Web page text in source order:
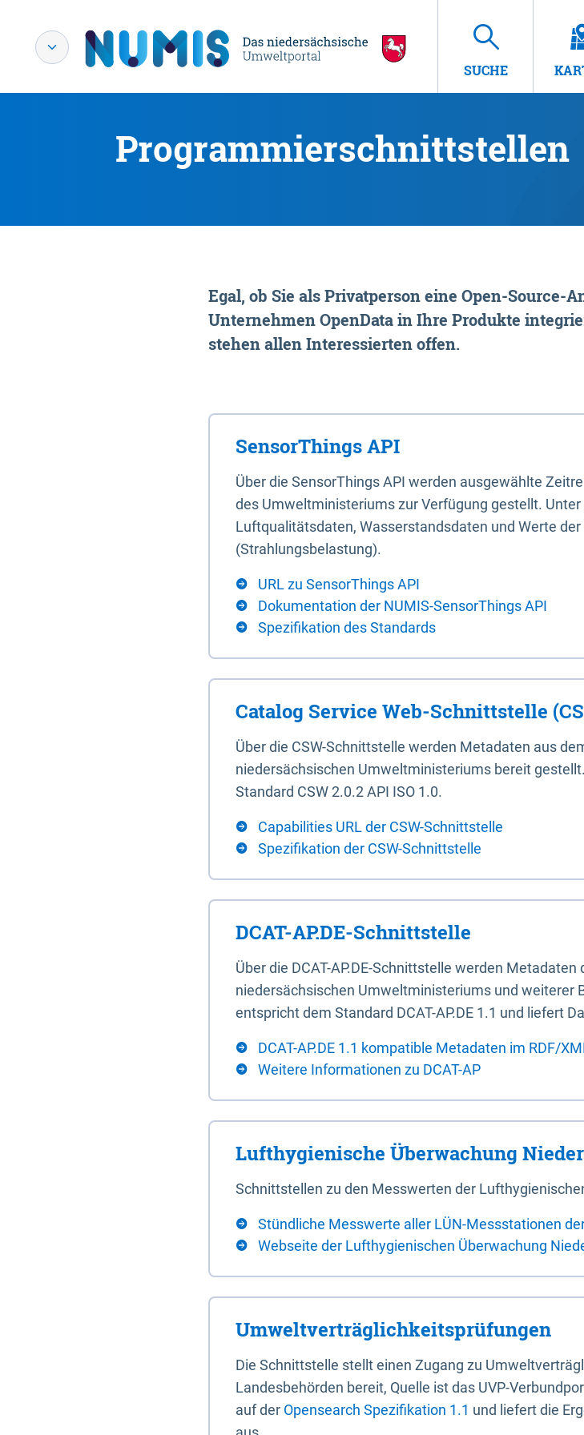
SUCHE
Programmierschnittstellen
Egal, ob Sie als Privatperson eine Open-Source-
Unternehmen OpenData in Ihre Produkte
stehen allen Interessierten offen.
SensorThings API
Über die SensorThings API werden ausgewählte
des Umweltministeriums zur Verfügung gestellt.
Luftqualitätsdaten, Wasserstandsdaten und Werte
(Strahlungsbelastung).
URL zu SensorThings API
Dokumentation der NUMIS-SensorThings API
Spezifikation des Standards
Catalog Service Web-Schnittstelle
Über die CSW-Schnittstelle werden Metadaten aus
niedersächsischen Umweltministeriums bereit
Standard CSW 2.0.2 API ISO 1.0.
Capabilities URL der CSW-Schnittstelle
Spezifikation der CSW-Schnittstelle
DCAT-AP.DE-Schnittstelle
Über die DCAT-AP.DE-Schnittstelle werden
niedersächsischen Umweltministeriums und weiterer
entspricht dem Standard DCAT-AP.DE 1.1 und liefert
DCAT-AP.DE 1.1 kompatible Metadaten im RDF/
Weitere Informationen zu DCAT-AP
Lufthygienische Überwachung
Schnittstellen zu den Messwerten der
Stündliche Messwerte aller LÜN-Messstationen
Webseite der Lufthygienischen Überwachung
Umweltverträglichkeitsprüfungen
Die Schnittstelle stellt einen Zugang zu
Landesbehörden bereit, Quelle ist das UVP-
auf der Opensearch Spezifikation 1.1 und liefert die